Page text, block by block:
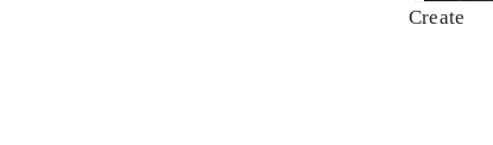
Create